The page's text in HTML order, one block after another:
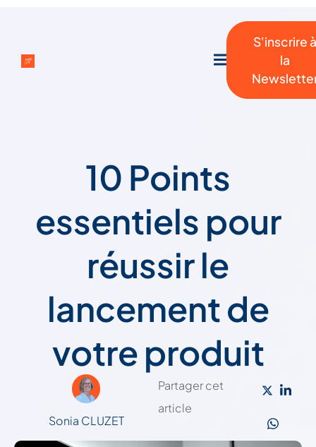
S'inscrire à
la
10 Points
essentiels pour
réussir le
lancement de
votre produit
Sonia CLUZET
Partager cet
article